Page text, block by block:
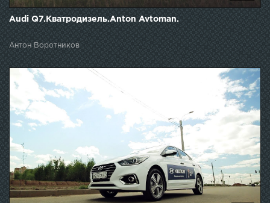
Audi Q7.Кватродизель.Anton Avtoman.
Антон Воротников